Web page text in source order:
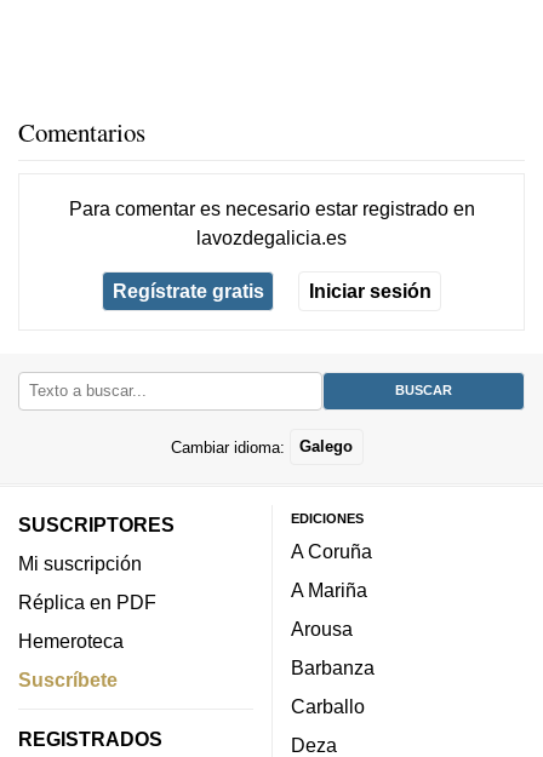
Comentarios
Para comentar es necesario estar registradoen
lavozdegalicia.es
Regístrate gratis Iniciar sesión
Cambiar idioma: Galego
SUSCRIPTORES
Mi suscripción
Réplica en PDF
Hemeroteca
Suscríbete
REGISTRADOS
EDICIONES
A Coruña
A Mariña
Arousa
Barbanza
Carballo
Deza